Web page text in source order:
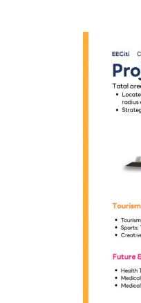
ผังเมือง
อัจฉริยะ
กว่า 7.4 หมื่น